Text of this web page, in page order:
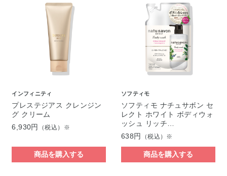
インフィニティ
プレステジアス クレンジン
グ クリーム
6,930円
（税込）※
商品を購入する
ソフティモ
ソフティモ ナチュサボン セ
レクト ホワイト ボディウォ
ッシュ リッチ…
638円
（税込）※
商品を購入する